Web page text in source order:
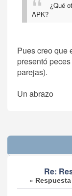
¿Qué
APK?
Pues creo que
presentó
parejas).
Un abrazo
Re:
«